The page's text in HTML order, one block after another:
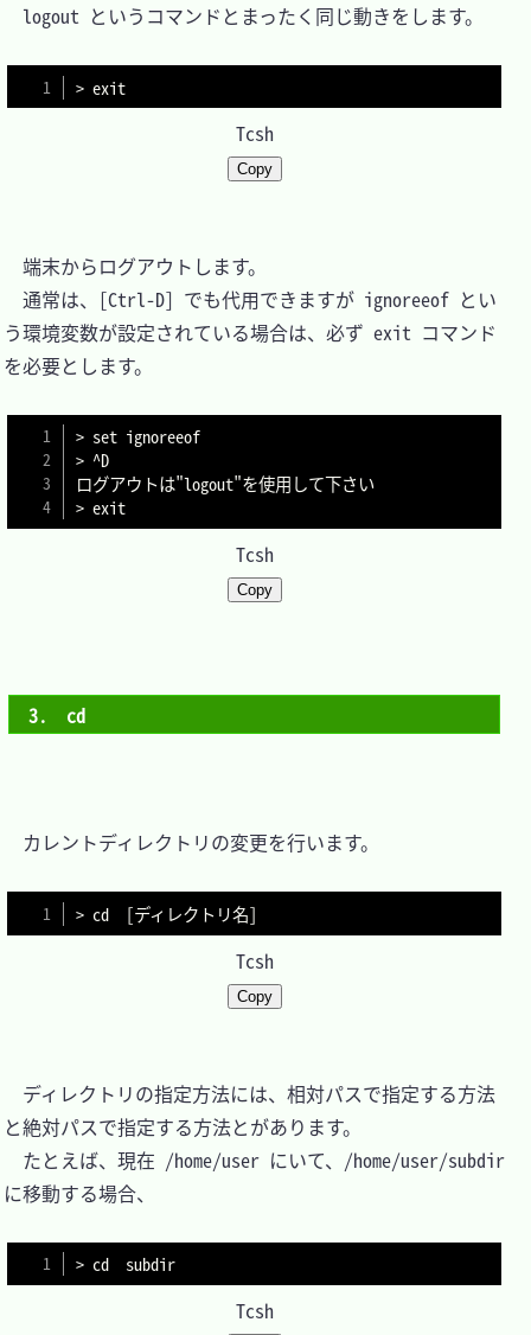
logout というコマンドとまったく同じ動きをします。
> exit
Tcsh
Copy
端末からログアウトします。
通常は、[Ctrl-D] でも代用できますが ignoreeof とい
う環境変数が設定されている場合は、必ず exit コマンド
を必要とします。
> set ignoreeof
> ^D
ログアウトは"logout"を使用して下さい
> exit
Tcsh
Copy
3.　cd
カレントディレクトリの変更を行います。
> cd  [ディレクトリ名]
Tcsh
Copy
ディレクトリの指定方法には、相対パスで指定する方法
と絶対パスで指定する方法とがあります。
たとえば、現在 /home/user にいて、/home/user/subdir
に移動する場合、
> cd  subdir
Tcsh